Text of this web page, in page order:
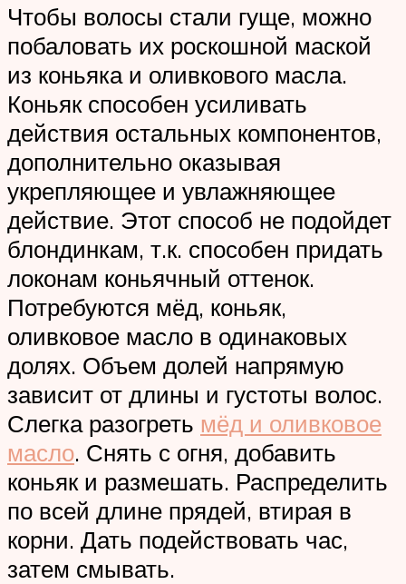
Чтобы волосы стали гуще, можно
побаловать их роскошной маской
из коньяка и оливкового масла.
Коньяк способен усиливать
действия остальных компонентов,
дополнительно оказывая
укрепляющее и увлажняющее
действие. Этот способ не подойдет
блондинкам, т.к. способен придать
локонам коньячный оттенок.
Потребуются мёд, коньяк,
оливковое масло в одинаковых
долях. Объем долей напрямую
зависит от длины и густоты волос.
Слегка разогреть мёд и оливковое
масло. Снять с огня, добавить
коньяк и размешать. Распределить
по всей длине прядей, втирая в
корни. Дать подействовать час,
затем смывать.